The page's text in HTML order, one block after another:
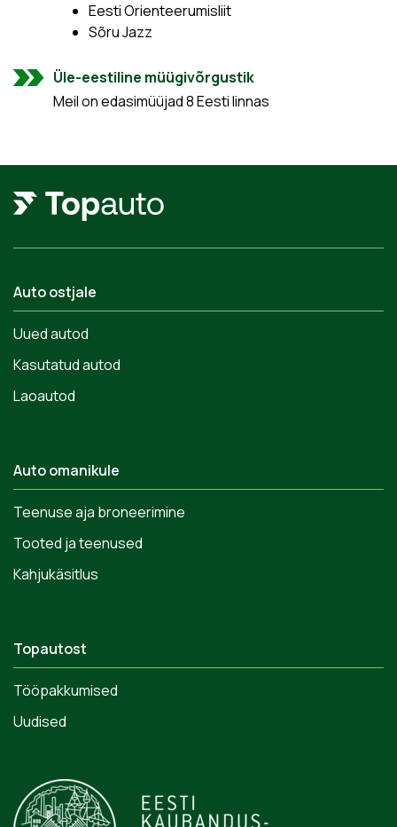
Eesti Orienteerumisliit
Sõru Jazz
Üle-eestiline müügivõrgustik
Meil on edasimüüjad 8 Eesti linnas
Auto ostjale
Uued autod
Kasutatud autod
Laoautod
Auto omanikule
Teenuse aja broneerimine
Tooted ja teenused
Kahjukäsitlus
Topautost
Tööpakkumised
Uudised